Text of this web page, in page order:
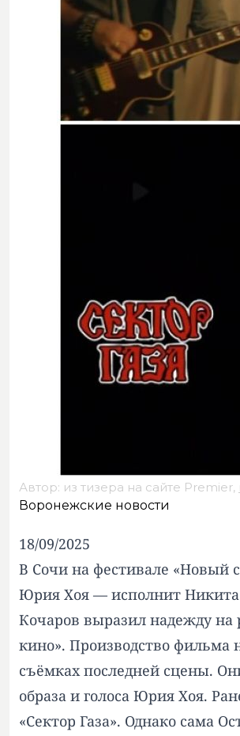
Автор: из тизера на сайте Premier,
Воронежские новости
18/09/2025
В Сочи на фестивале «Новый
Юрия Хоя — исполнит
Кочаров выразил надежду на
кино». Производство фильма
съёмках последней сцены.
образа и голоса Юрия Хоя.
«Сектор Газа». Однако сама